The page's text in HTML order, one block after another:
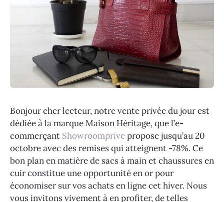
Bonjour cher lecteur, notre vente privée du jour est
dédiée à la marque Maison Héritage, que l’e-
commerçant Showroomprivepropose jusqu’au 20
octobre avec des remises qui atteignent -78%. Ce
bon plan en matière de sacs à main et chaussures en
cuir constitue une opportunité en or pour
économiser sur vos achats en ligne cet hiver. Nous
vous invitons vivement à en profiter, de telles